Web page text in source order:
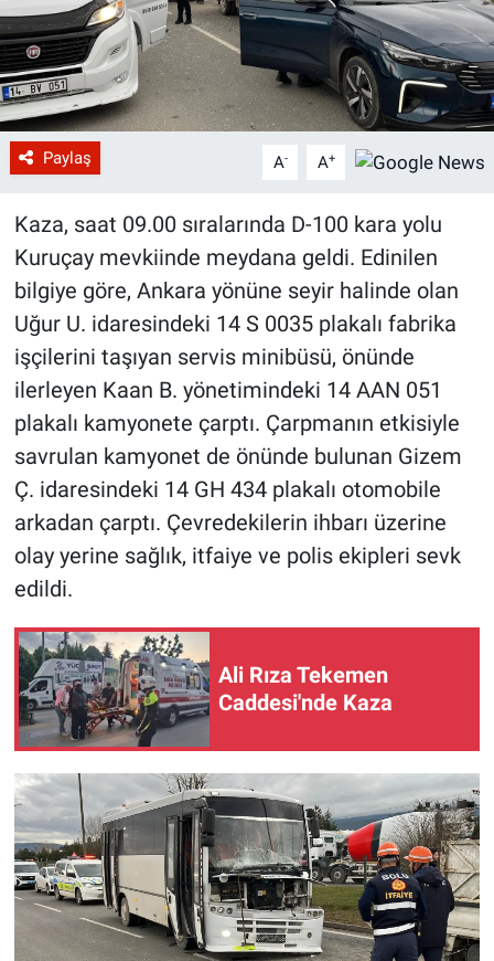
Paylaş A- A+
Kaza, saat 09.00 sıralarında D-100 kara yolu
Kuruçay mevkiinde meydana geldi. Edinilen
bilgiye göre, Ankara yönüne seyir halinde olan
Uğur U. idaresindeki 14 S 0035 plakalı fabrika
işçilerini taşıyan servis minibüsü, önünde
ilerleyen Kaan B. yönetimindeki 14 AAN 051
plakalı kamyonete çarptı. Çarpmanın etkisiyle
savrulan kamyonet de önünde bulunan Gizem
Ç. idaresindeki 14 GH 434 plakalı otomobile
arkadan çarptı. Çevredekilerin ihbarı üzerine
olay yerine sağlık, itfaiye ve polis ekipleri sevk
edildi.
Ali Rıza Tekemen
Caddesi'nde Kaza